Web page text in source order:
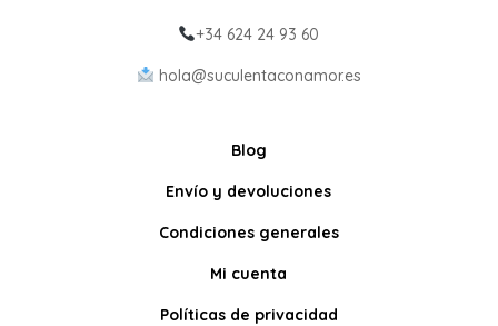
+34 624 24 93 60
hola@suculentaconamor.es
Blog
Envío y devoluciones
Condiciones generales
Mi cuenta
Políticas de privacidad